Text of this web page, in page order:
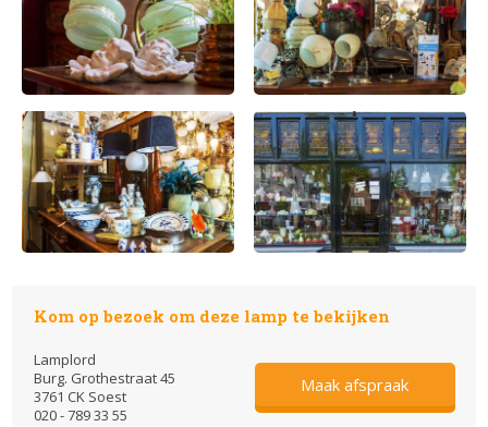
Kom op bezoek om deze lamp te bekijken
Lamplord
Burg. Grothestraat 45
3761 CK Soest
020 - 789 33 55
Maak afspraak